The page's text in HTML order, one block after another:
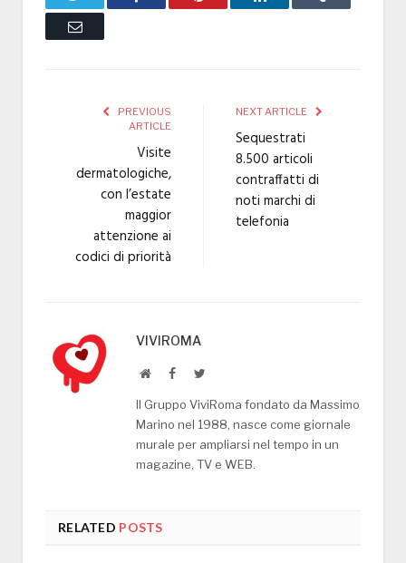
Email
PREVIOUS
ARTICLE
Visite
dermatologiche,
con l’estate
maggior
attenzione ai
codici di priorità
NEXT ARTICLE
Sequestrati
8.500 articoli
contraffatti di
noti marchi di
telefonia
VIVIROMA
WebsiteFacebookTwitter
Il Gruppo ViviRoma fondato da Massimo
Marino nel 1988, nasce come giornale
murale per ampliarsi nel tempo in un
magazine, TV e WEB.
RELATED POSTS